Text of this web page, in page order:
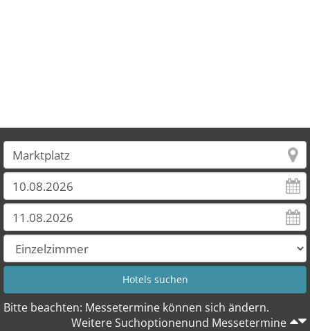
Bitte beachten: Messetermine können sich ändern.
Weitere Suchoptionenund Messetermine